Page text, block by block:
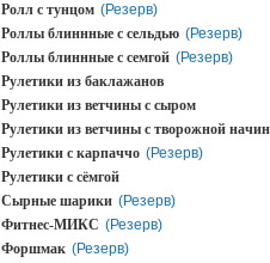
Ролл с тунцом (Резерв)
Роллы блиннные с сельдью (Резерв)
Роллы блиннные с семгой (Резерв)
Рулетики из баклажанов
Рулетики из ветчины с сыром
Рулетики из ветчины с творожной
Рулетики с карпаччо (Резерв)
Рулетики с сёмгой
Сырные шарики (Резерв)
Фитнес-МИКС (Резерв)
Форшмак (Резерв)